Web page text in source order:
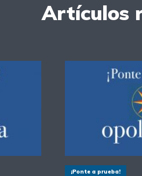
Artículos
¡Ponte a prueba!